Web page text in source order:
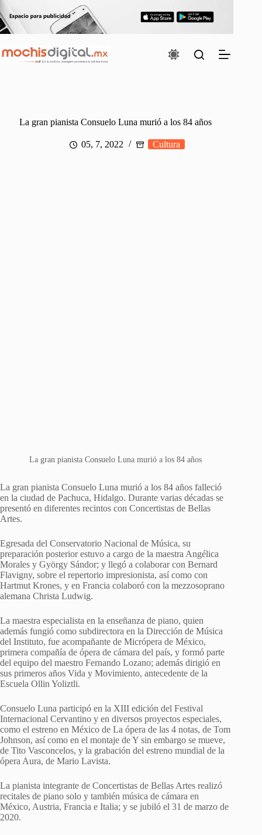
Saltar
al
contenido
La gran pianista Consuelo Luna murió a los 84 años
05, 7, 2022 Cultura
La gran pianista Consuelo Luna murió a los 84 años
La gran pianista Consuelo Luna murió a los 84 años falleció
en la ciudad de Pachuca, Hidalgo. Durante varias décadas se
presentó en diferentes recintos con Concertistas de Bellas
Artes.
Egresada del Conservatorio Nacional de Música, su
preparación posterior estuvo a cargo de la maestra Angélica
Morales y György Sándor; y llegó a colaborar con Bernard
Flavigny, sobre el repertorio impresionista, así como con
Hartmut Krones, y en Francia colaboró con la mezzosoprano
alemana Christa Ludwig.
La maestra especialista en la enseñanza de piano, quien
además fungió como subdirectora en la Dirección de Música
del Instituto, fue acompañante de Micrópera de México,
primera compañía de ópera de cámara del país, y formó parte
del equipo del maestro Fernando Lozano; además dirigió en
sus primeros años Vida y Movimiento, antecedente de la
Escuela Ollin Yoliztli.
Consuelo Luna participó en la XIII edición del Festival
Internacional Cervantino y en diversos proyectos especiales,
como el estreno en México de La ópera de las 4 notas, de Tom
Johnson, así como en el montaje de Y sin embargo se mueve,
de Tito Vasconcelos, y la grabación del estreno mundial de la
ópera Aura, de Mario Lavista.
La pianista integrante de Concertistas de Bellas Artes realizó
recitales de piano solo y también música de cámara en
México, Austria, Francia e Italia; y se jubiló el 31 de marzo de
2020.